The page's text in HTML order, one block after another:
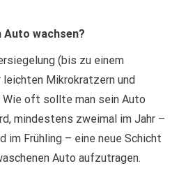
wachsen?
(bis zu einem
leichten Mikrokratzern und
Wie oft sollte man sein Auto
mindestens zweimal im Jahr –
im Frühling – eine neue Schicht
Auto aufzutragen.